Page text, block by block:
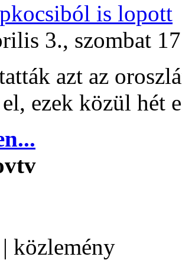
is lopott
3., szombat
azt az
ezek közül hét
közlemény